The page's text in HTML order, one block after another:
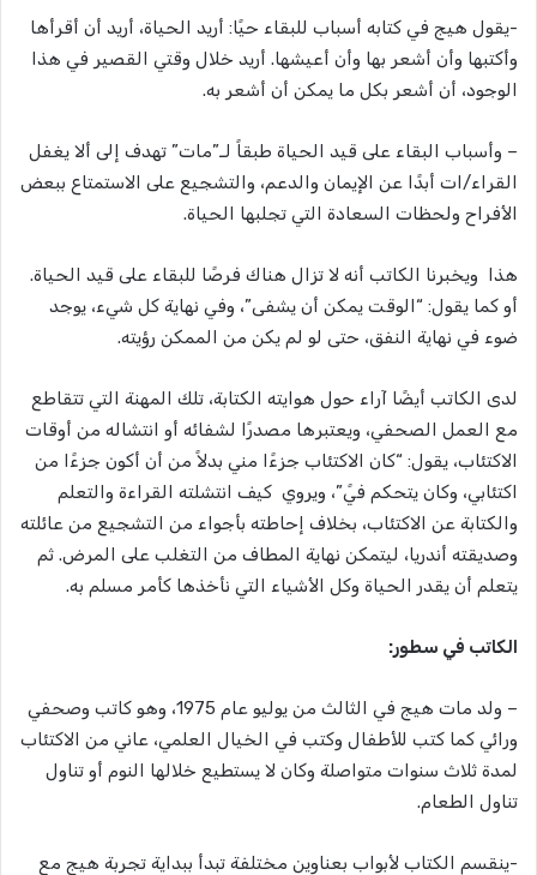
-يقول هيج في كتابه أسباب للبقاء حيًا: أريد الحياة، أريد أن أقرأها
وأكتبها وأن أشعر بها وأن أعيشها. أريد خلال وقتي القصير في هذا
الوجود، أن أشعر بكل ما يمكن أن أشعر به.
– وأسباب البقاء على قيد الحياة طبقاً لـ”مات” تهدف إلى ألا يغفل
القراء/ات أبدًا عن الإيمان والدعم، والتشجيع على الاستمتاع ببعض
الأفراح ولحظات السعادة التي تجلبها الحياة.
هذا ويخبرنا الكاتب أنه لا تزال هناك فرصًا للبقاء على قيد الحياة.
أو كما يقول: “الوقت يمكن أن يشفى”، وفي نهاية كل شيء، يوجد
ضوء في نهاية النفق، حتى لو لم يكن من الممكن رؤيته.
لدى الكاتب أيضًا آراء حول هوايته الكتابة، تلك المهنة التي تتقاطع
مع العمل الصحفي، ويعتبرها مصدرًا لشفائه أو انتشاله من أوقات
الاكتئاب، يقول: “كان الاكتئاب جزءًا مني بدلاً من أن أكون جزءًا من
اكتئابي، وكان يتحكم فيً”، ويروي كيف انتشلته القراءة والتعلم
والكتابة عن الاكتئاب، بخلاف إحاطته بأجواء من التشجيع من عائلته
وصديقته أندريا، ليتمكن نهاية المطاف من التغلب على المرض. ثم
يتعلم أن يقدر الحياة وكل الأشياء التي نأخذها كأمر مسلم به.
الكاتب في سطور:
– ولد مات هيج في الثالث من يوليو عام 1975، وهو كاتب وصحفي
ورائي كما كتب للأطفال وكتب في الخيال العلمي، عاني من الاكتئاب
لمدة ثلاث سنوات متواصلة وكان لا يستطيع خلالها النوم أو تناول
تناول الطعام.
-ينقسم الكتاب لأبواب بعناوين مختلفة تبدأ ببداية تجربة هيج مع